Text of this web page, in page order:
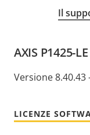
Il
AXIS P1425-
Versione 8.40.43
LICENZE